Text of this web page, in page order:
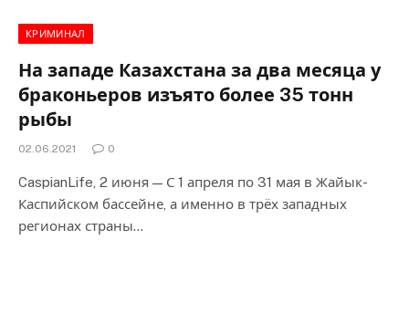
КРИМИНАЛ
На западе Казахстана за два месяца у
браконьеров изъято более 35 тонн
рыбы
02.06.2021 0
CaspianLife, 2 июня — С 1 апреля по 31 мая в Жайык-
Каспийском бассейне, а именно в трёх западных
регионах страны…